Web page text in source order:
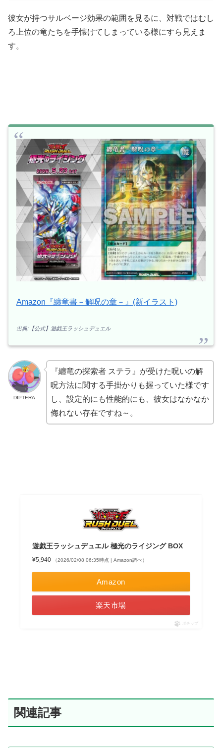
彼女が持つサルベージ効果の範囲を見るに、対戦ではむし
ろ上位の竜たちを手懐けてしまっている様にすら見えま
す。
Amazon『纏竜書－解呪の章－』(新イラスト)
出典:【公式】遊戯王ラッシュデュエル
DIPTERA
『纏竜の探索者 ステラ』が受けた呪いの解
呪方法に関する手掛かりも握っていた様です
し、設定的にも性能的にも、彼女はなかなか
侮れない存在ですね～。
遊戯王ラッシュデュエル 極光のライジング BOX
¥5,940 （2026/02/08 06:35時点 | Amazon調べ）
Amazon
楽天市場
ポチップ
関連記事